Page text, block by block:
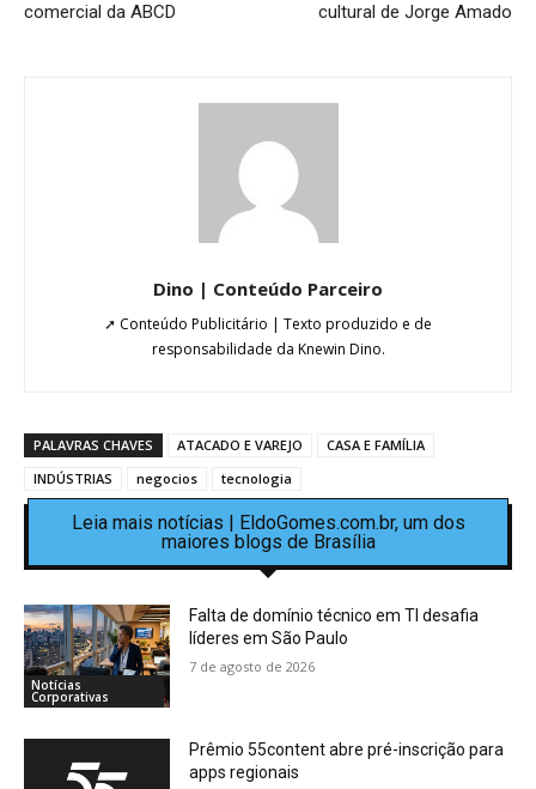
comercial da ABCD
cultural de Jorge Amado
Dino | Conteúdo Parceiro
➚ Conteúdo Publicitário | Texto produzido e de
responsabilidade da Knewin Dino.
PALAVRAS CHAVES ATACADO E VAREJO
CASA E FAMÍLIA
INDÚSTRIAS
negocios tecnologia
Leia mais notícias | EldoGomes.com.br, um dos
maiores blogs de Brasília
Notícias
Corporativas
Falta de domínio técnico em TI desafia
líderes em São Paulo
7 de agosto de 2026
Prêmio 55content abre pré-inscrição para
apps regionais